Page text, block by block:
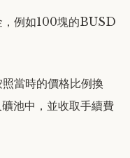
，例如100塊的BUSD
當時的價格比例換
池中，並收取手續費